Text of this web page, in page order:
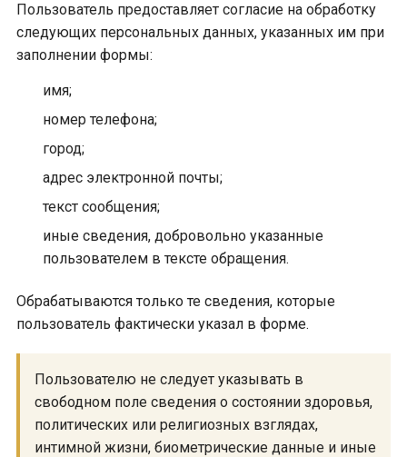
Пользователь предоставляет согласие на обработку
следующих персональных данных, указанных им при
заполнении формы:
имя;
номер телефона;
город;
адрес электронной почты;
текст сообщения;
иные сведения, добровольно указанные
пользователем в тексте обращения.
Обрабатываются только те сведения, которые
пользователь фактически указал в форме.
Пользователю не следует указывать в
свободном поле сведения о состоянии здоровья,
политических или религиозных взглядах,
интимной жизни, биометрические данные и иные